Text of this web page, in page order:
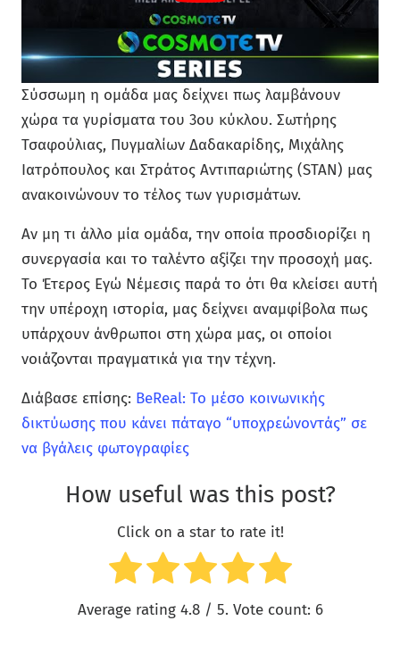
Σύσσωμη η ομάδα μας δείχνει πως λαμβάνουν
χώρα τα γυρίσματα του 3ου κύκλου. Σωτήρης
Τσαφούλιας, Πυγμαλίων Δαδακαρίδης, Μιχάλης
Ιατρόπουλος και Στράτος Αντιπαριώτης (STAN) μας
ανακοινώνουν το τέλος των γυρισμάτων.
Αν μη τι άλλο μία ομάδα, την οποία προσδιορίζει η
συνεργασία και το ταλέντο αξίζει την προσοχή μας.
Το Έτερος Εγώ Νέμεσις παρά το ότι θα κλείσει αυτή
την υπέροχη ιστορία, μας δείχνει αναμφίβολα πως
υπάρχουν άνθρωποι στη χώρα μας, οι οποίοι
νοιάζονται πραγματικά για την τέχνη.
Διάβασε επίσης: BeReal: Το μέσο κοινωνικής
δικτύωσης που κάνει πάταγο “υποχρεώνοντάς” σε
να βγάλεις φωτογραφίες
How useful was this post?
Click on a star to rate it!
Average rating 4.8/ 5. Vote count: 6